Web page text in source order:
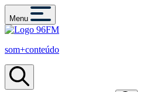
Menu
som+conteúdo